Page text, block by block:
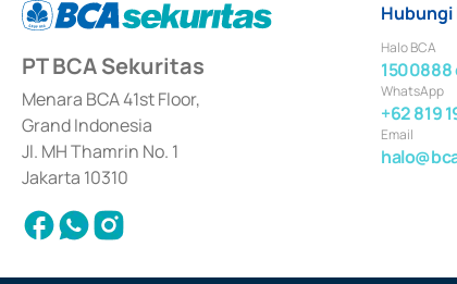
PT BCA Sekuritas
Menara BCA 41st Floor,
Grand Indonesia
Jl. MH Thamrin No. 1
Jakarta 10310
Hubungi
Halo BCA
1500888
WhatsApp
+62 819
Email